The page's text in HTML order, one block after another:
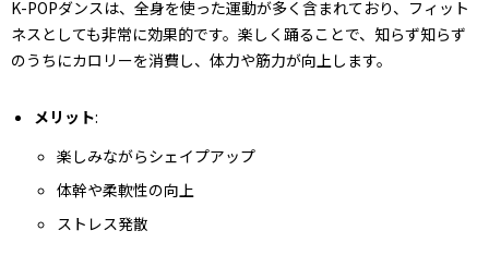
K-POPダンスは、全身を使った運動が多く含まれており、フィット
ネスとしても非常に効果的です。楽しく踊ることで、知らず知らず
のうちにカロリーを消費し、体力や筋力が向上します。
メリット:
楽しみながらシェイプアップ
体幹や柔軟性の向上
ストレス発散